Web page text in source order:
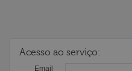
Acesso ao serviço:
Email